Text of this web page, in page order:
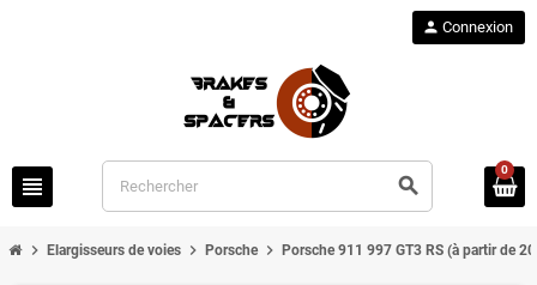
view_headline search
person Connexion
0
chevron_right Elargisseurs de voies chevron_right Porsche chevron_right Porsche 911 997 GT3 RS (à partir de